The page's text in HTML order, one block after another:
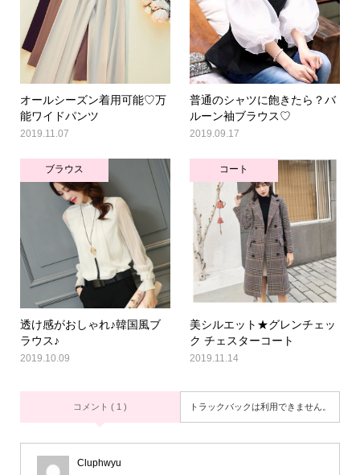
オールシーズン着用可能♡万
能ワイドパンツ
2019.11.07
普通のシャツに飽きたら？バ
ルーン袖ブラウス♡
2019.09.17
ブラウス
透け感がおしゃれ♪韓国風ブ
ラウス♪
2019.10.09
コート
美シルエット★グレンチェッ
ク チェスターコート
2019.11.14
コメント ( 1 ) トラックバックは利用できません。
Cluphwyu